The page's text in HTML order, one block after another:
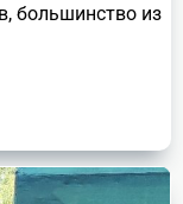
большинство из